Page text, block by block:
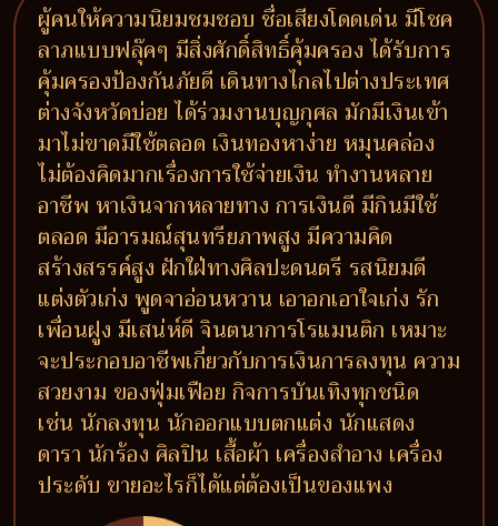
ผู้คนให้ความนิยมชมชอบ ชื่อเสียงโดดเด่น มีโชค
ลาภแบบฟลุ๊คๆ มีสิ่งศักดิ์สิทธิ์คุ้มครอง ได้รับการ
คุ้มครองป้องกันภัยดี เดินทางไกลไปต่างประเทศ
ต่างจังหวัดบ่อย ได้ร่วมงานบุญกุศล มักมีเงินเข้า
มาไม่ขาดมีใช้ตลอด เงินทองหาง่าย หมุนคล่อง
ไม่ต้องคิดมากเรื่องการใช้จ่ายเงิน ทำงานหลาย
อาชีพ หาเงินจากหลายทาง การเงินดี มีกินมีใช้
ตลอด มีอารมณ์สุนทรียภาพสูง มีความคิด
สร้างสรรค์สูง ฝักใฝ่ทางศิลปะดนตรี รสนิยมดี
แต่งตัวเก่ง พูดจาอ่อนหวาน เอาอกเอาใจเก่ง รัก
เพื่อนฝูง มีเสน่ห์ดี จินตนาการโรแมนติก เหมาะ
จะประกอบอาชีพเกี่ยวกับการเงินการลงทุน ความ
สวยงาม ของฟุ่มเฟือย กิจการบันเทิงทุกชนิด
เช่น นักลงทุน นักออกแบบตกแต่ง นักแสดง
ดารา นักร้อง ศิลปิน เสื้อผ้า เครื่องสำอาง เครื่อง
ประดับ ขายอะไรก็ได้แต่ต้องเป็นของแพง